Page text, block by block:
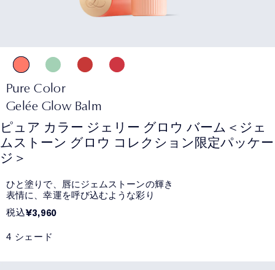
Pure Color
Gelée Glow Balm
ピュア カラー ジェリー グロウ バーム＜ジェ
ムストーン グロウ コレクション限定パッケー
ジ＞
ひと塗りで、唇にジェムストーンの輝き
表情に、幸運を呼び込むような彩り
税込¥3,960
4 シェード